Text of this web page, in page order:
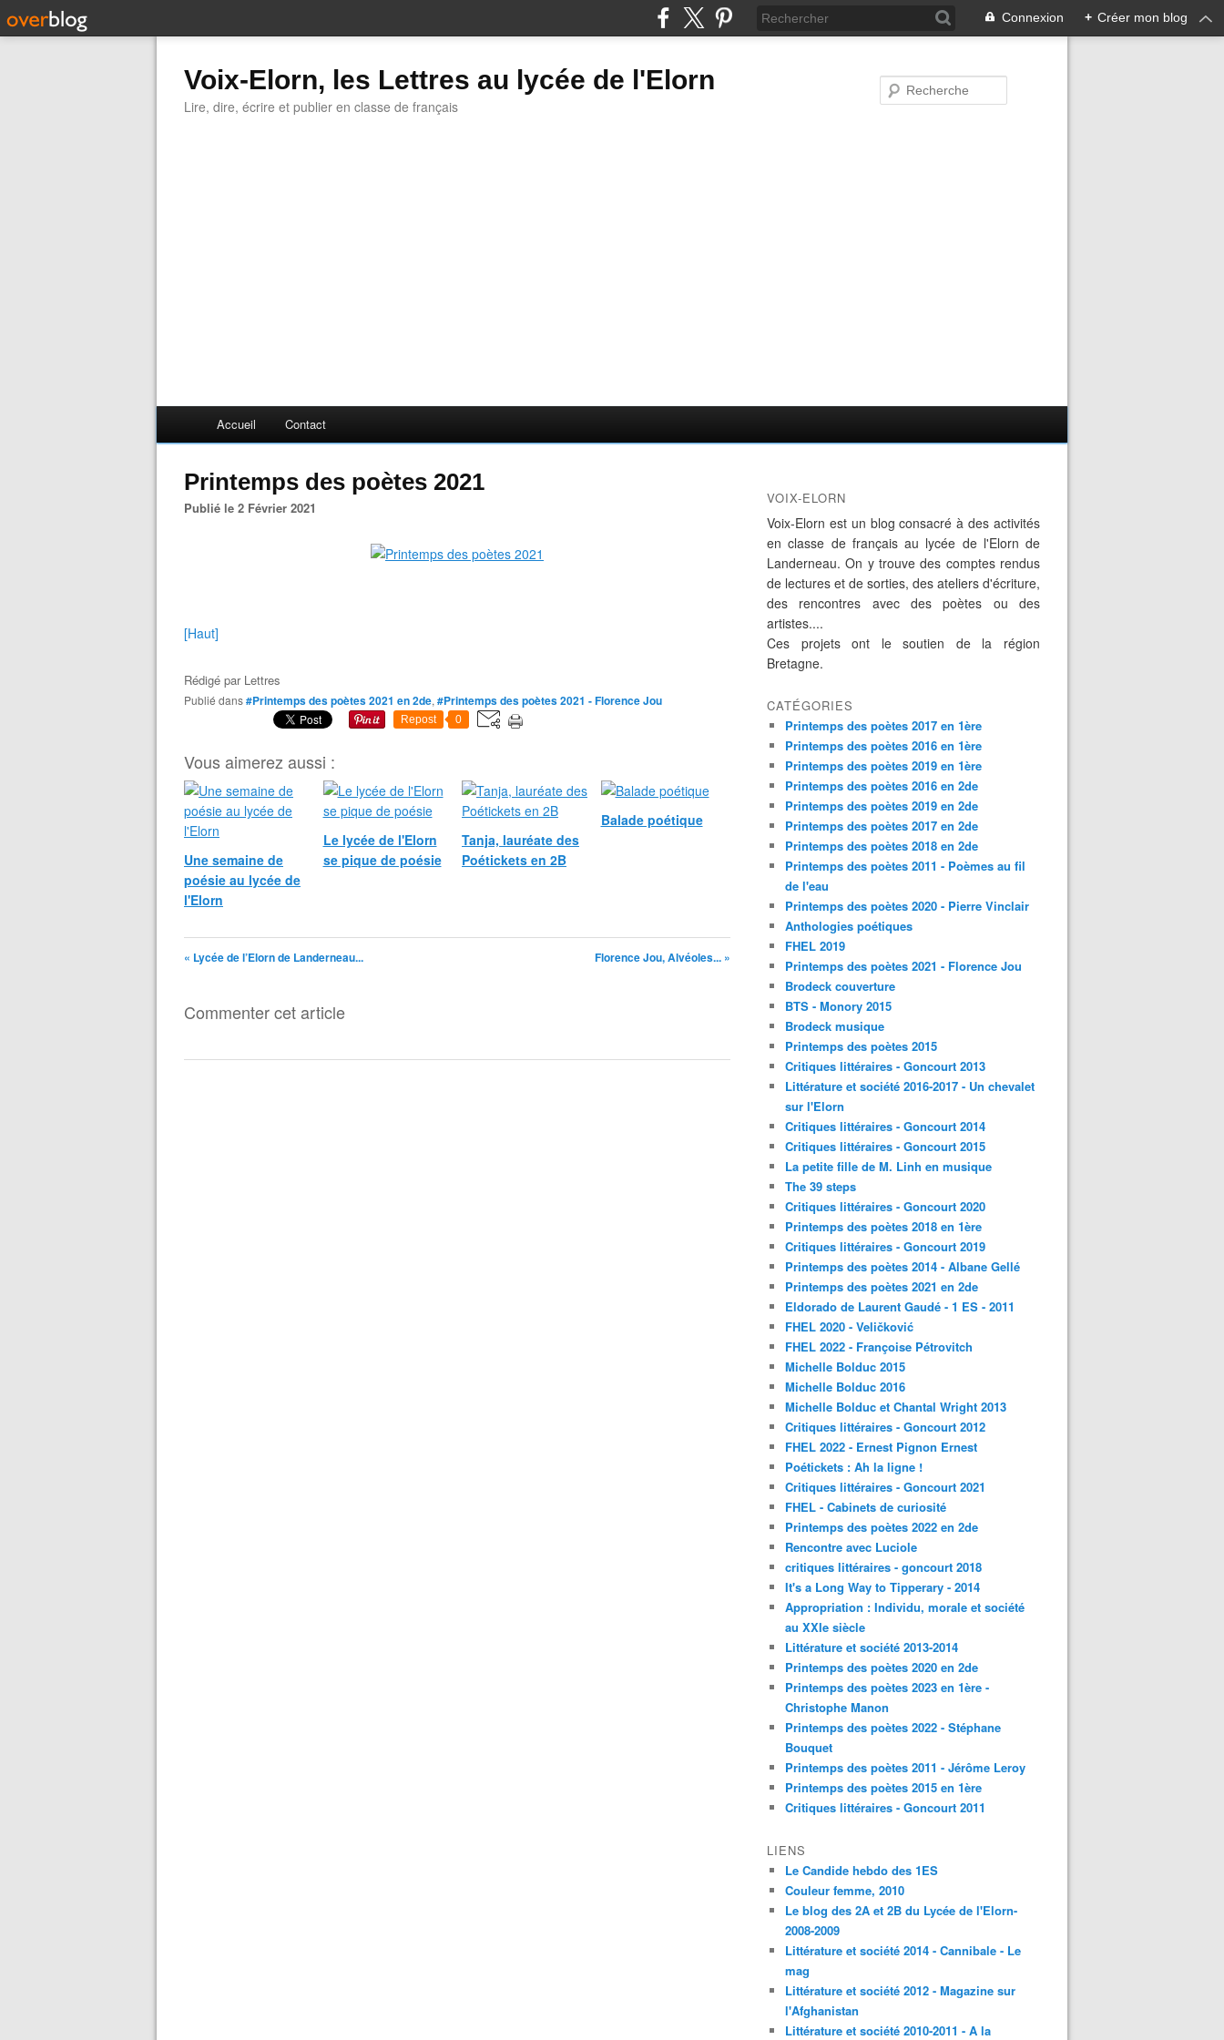
Connexion + Créer mon blog
Voix-Elorn, les Lettres au lycée de l'Elorn
Lire, dire, écrire et publier en classe de français
Accueil Contact
Printemps des poètes 2021
Publié le 2 Février 2021
[Haut]
Rédigé par Lettres
Publié dans#Printemps des poètes 2021 en 2de, #Printemps des poètes 2021 - Florence Jou
Repost 0
Vous aimerez aussi :
Une semaine de
poésie au lycée de
l'Elorn
Le lycée de l'Elorn
se pique de poésie
Tanja, lauréate des
Poétickets en 2B
Balade poétique
« Lycée de l’Elorn de Landerneau... Florence Jou, Alvéoles... »
Commenter cet article
VOIX-ELORN
Voix-Elorn est un blog consacré à des activités
en classe de français au lycée de l'Elorn de
Landerneau. On y trouve des comptes rendus
de lectures et de sorties, des ateliers d'écriture,
des rencontres avec des poètes ou des
artistes....
Ces projets ont le soutien de la région
Bretagne.
CATÉGORIES
Printemps des poètes 2017 en 1ère
Printemps des poètes 2016 en 1ère
Printemps des poètes 2019 en 1ère
Printemps des poètes 2016 en 2de
Printemps des poètes 2019 en 2de
Printemps des poètes 2017 en 2de
Printemps des poètes 2018 en 2de
Printemps des poètes 2011 - Poèmes au fil
de l'eau
Printemps des poètes 2020 - Pierre Vinclair
Anthologies poétiques
FHEL 2019
Printemps des poètes 2021 - Florence Jou
Brodeck couverture
BTS - Monory 2015
Brodeck musique
Printemps des poètes 2015
Critiques littéraires - Goncourt 2013
Littérature et société 2016-2017 - Un chevalet
sur l'Elorn
Critiques littéraires - Goncourt 2014
Critiques littéraires - Goncourt 2015
La petite fille de M. Linh en musique
The 39 steps
Critiques littéraires - Goncourt 2020
Printemps des poètes 2018 en 1ère
Critiques littéraires - Goncourt 2019
Printemps des poètes 2014 - Albane Gellé
Printemps des poètes 2021 en 2de
Eldorado de Laurent Gaudé - 1 ES - 2011
FHEL 2020 - Veličković
FHEL 2022 - Françoise Pétrovitch
Michelle Bolduc 2015
Michelle Bolduc 2016
Michelle Bolduc et Chantal Wright 2013
Critiques littéraires - Goncourt 2012
FHEL 2022 - Ernest Pignon Ernest
Poétickets : Ah la ligne !
Critiques littéraires - Goncourt 2021
FHEL - Cabinets de curiosité
Printemps des poètes 2022 en 2de
Rencontre avec Luciole
critiques littéraires - goncourt 2018
It's a Long Way to Tipperary - 2014
Appropriation : Individu, morale et société
au XXIe siècle
Littérature et société 2013-2014
Printemps des poètes 2020 en 2de
Printemps des poètes 2023 en 1ère -
Christophe Manon
Printemps des poètes 2022 - Stéphane
Bouquet
Printemps des poètes 2011 - Jérôme Leroy
Printemps des poètes 2015 en 1ère
Critiques littéraires - Goncourt 2011
LIENS
Le Candide hebdo des 1ES
Couleur femme, 2010
Le blog des 2A et 2B du Lycée de l'Elorn-
2008-2009
Littérature et société 2014 - Cannibale - Le
mag
Littérature et société 2012 - Magazine sur
l'Afghanistan
Littérature et société 2010-2011 - A la